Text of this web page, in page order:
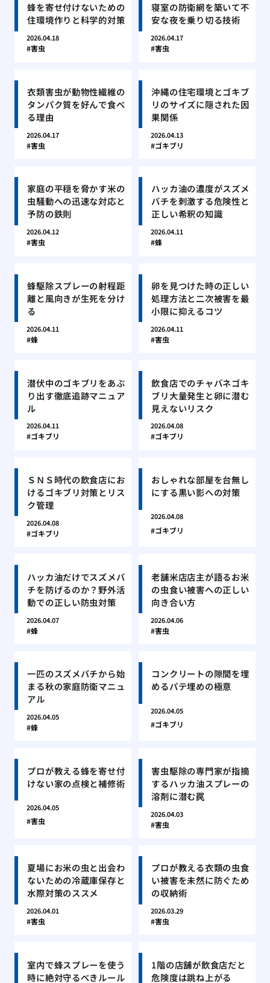
蜂を寄せ付けないための
住環境作りと科学的対策
2026.04.18
害虫
寝室の防衛網を築いて不
安な夜を乗り切る技術
2026.04.17
害虫
衣類害虫が動物性繊維の
タンパク質を好んで食べ
る理由
2026.04.17
害虫
沖縄の住宅環境とゴキブ
リのサイズに隠された因
果関係
2026.04.13
ゴキブリ
家庭の平穏を脅かす米の
虫騒動への迅速な対応と
予防の鉄則
2026.04.12
害虫
ハッカ油の濃度がスズメ
バチを刺激する危険性と
正しい希釈の知識
2026.04.11
蜂
蜂駆除スプレーの射程距
離と風向きが生死を分け
る
2026.04.11
蜂
卵を見つけた時の正しい
処理方法と二次被害を最
小限に抑えるコツ
2026.04.11
害虫
潜伏中のゴキブリをあぶ
り出す徹底追跡マニュア
ル
2026.04.11
ゴキブリ
飲食店でのチャバネゴキ
ブリ大量発生と卵に潜む
見えないリスク
2026.04.08
ゴキブリ
ＳＮＳ時代の飲食店にお
けるゴキブリ対策とリス
ク管理
2026.04.08
ゴキブリ
おしゃれな部屋を台無し
にする黒い影への対策
2026.04.08
ゴキブリ
ハッカ油だけでスズメバ
チを防げるのか？野外活
動での正しい防虫対策
2026.04.07
蜂
老舗米店店主が語るお米
の虫食い被害への正しい
向き合い方
2026.04.06
害虫
一匹のスズメバチから始
まる秋の家庭防衛マニュ
アル
2026.04.05
蜂
コンクリートの隙間を埋
めるパテ埋めの極意
2026.04.05
ゴキブリ
プロが教える蜂を寄せ付
けない家の点検と補修術
2026.04.05
害虫
害虫駆除の専門家が指摘
するハッカ油スプレーの
溶剤に潜む罠
2026.04.03
害虫
夏場にお米の虫と出会わ
ないための冷蔵庫保存と
水際対策のススメ
2026.04.01
害虫
プロが教える衣類の虫食
い被害を未然に防ぐため
の収納術
2026.03.29
害虫
室内で蜂スプレーを使う
時に絶対守るべきルール
1階の店舗が飲食店だと
危険度は跳ね上がる